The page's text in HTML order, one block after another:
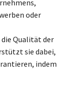
oder
Qualität der
sie dabei,
indem